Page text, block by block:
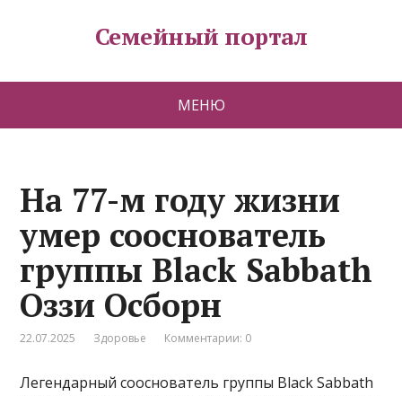
Семейный портал
МЕНЮ
На 77-м году жизни
умер сооснователь
группы Black Sabbath
Оззи Осборн
22.07.2025 Здоровье Комментарии: 0
Легендарный сооснователь группы Black Sabbath